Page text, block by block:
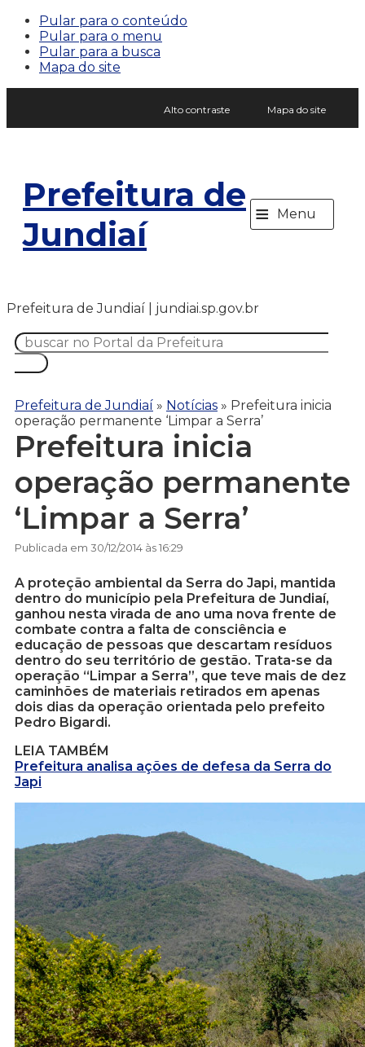
Pular para o conteúdo
Pular para o menu
Pular para a busca
Mapa do site
Alto contraste Mapa do site
Prefeitura de
Jundiaí
≡ Menu
Prefeitura de Jundiaí | jundiai.sp.gov.br
Prefeitura de Jundiaí » Notícias » Prefeitura inicia
operação permanente ‘Limpar a Serra’
Prefeitura inicia
operação permanente
‘Limpar a Serra’
Publicada em 30/12/2014 às 16:29
A proteção ambiental da Serra do Japi, mantida
dentro do município pela Prefeitura de Jundiaí,
ganhou nesta virada de ano uma nova frente de
combate contra a falta de consciência e
educação de pessoas que descartam resíduos
dentro do seu território de gestão. Trata-se da
operação “Limpar a Serra”, que teve mais de dez
caminhões de materiais retirados em apenas
dois dias da operação orientada pelo prefeito
Pedro Bigardi.
LEIA TAMBÉM
Prefeitura analisa ações de defesa da Serra do
Japi